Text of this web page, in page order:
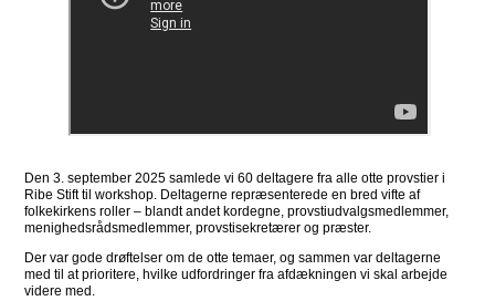
Den 3. september 2025 samlede vi 60 deltagere fra alle otte provstier i
Ribe Stift til workshop. Deltagerne repræsenterede en bred vifte af
folkekirkens roller – blandt andet kordegne, provstiudvalgsmedlemmer,
menighedsrådsmedlemmer, provstisekretærer og præster.
Der var gode drøftelser om de otte temaer, og sammen var deltagerne
med til at prioritere, hvilke udfordringer fra afdækningen vi skal arbejde
videre med.